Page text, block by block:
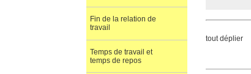
tout déplier
Fin de la relation de
travail
Temps de travail et
temps de repos